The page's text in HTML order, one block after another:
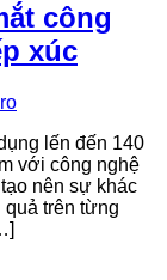
công
xúc
lến đến 140
với công nghệ
nên sự khác
quả trên từng